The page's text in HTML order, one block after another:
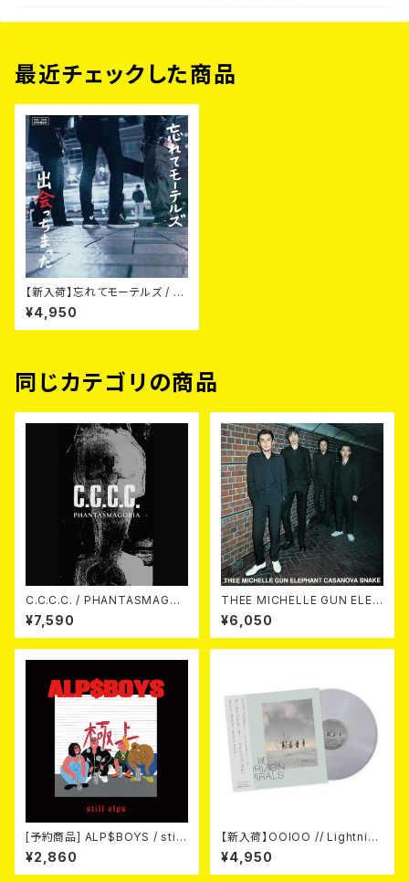
最近チェックした商品
【新入荷】忘れてモーテルズ / 出
会っちまった (LP)
¥4,950
同じカテゴリの商品
C.C.C.C. / PHANTASMAGOR
IA LP
¥7,590
THEE MICHELLE GUN ELEP
HANT / CASANOVA SNAKE
2LP
¥6,050
[予約商品] ALP$BOYS / still
alps (LP) 2026年8月12日発
売予定!!
¥2,860
【新入荷】OOIOO // Lightning
Bolt / The Horizon Spirals
// The Horizon Viral(帯付き
国内仕様・Metallic Silver LP)
¥4,950